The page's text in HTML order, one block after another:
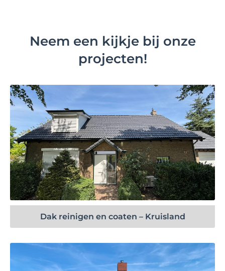
Neem een kijkje bij onze
projecten!
Bekijk project
Dak reinigen en coaten – Kruisland